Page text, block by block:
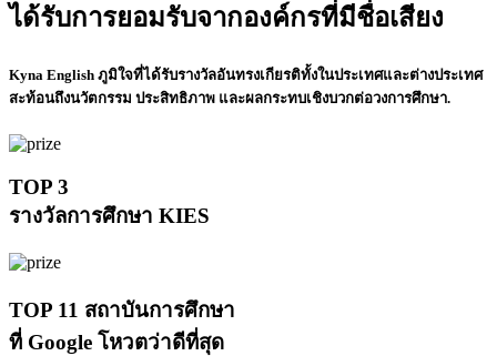
ได้รับการยอมรับจากองค์กรที่มีชื่อเสียง
Kyna English ภูมิใจที่ได้รับรางวัลอันทรงเกียรติทั้งในประเทศและต่างประเทศ
สะท้อนถึงนวัตกรรม ประสิทธิภาพ และผลกระทบเชิงบวกต่อวงการศึกษา.
TOP 3
รางวัลการศึกษา KIES
TOP 11 สถาบันการศึกษา
ที่ Google โหวตว่าดีที่สุด